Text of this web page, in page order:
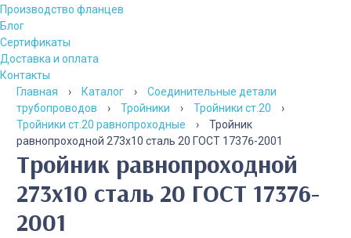
Производство фланцев
Блог
Сертификаты
Доставка и оплата
Контакты
Главная
› Каталог ›
Соединительные детали
трубопроводов
› Тройники › Тройники ст.20
›
Тройники ст.20 равнопроходные
›
Тройник
равнопроходной 273х10 сталь 20 ГОСТ 17376-2001
Тройник равнопроходной
273х10 сталь 20 ГОСТ 17376-
2001